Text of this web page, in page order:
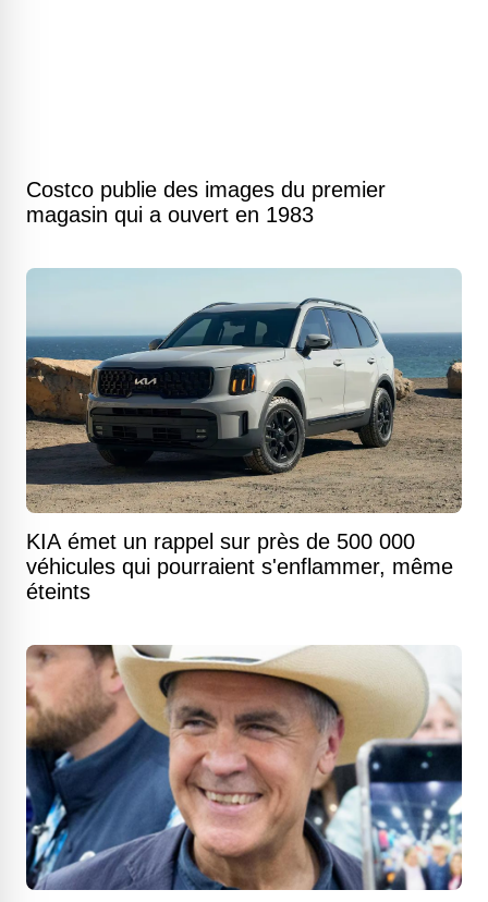
Costco publie des images du premier
magasin qui a ouvert en 1983
KIA émet un rappel sur près de 500 000
véhicules qui pourraient s'enflammer, même
éteints